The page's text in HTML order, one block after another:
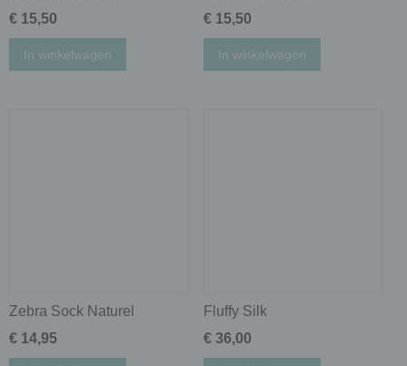
€ 15,50
In winkelwagen
€ 15,50
In winkelwagen
Zebra Sock Naturel
€ 14,95
Fluffy Silk
€ 36,00